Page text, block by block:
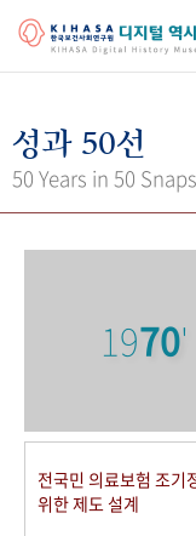
걸어온 길 기관 변천
키워
사진 아카이브 문서
50+1 주년 기념
성과 50선
50 Years in 50
1970'
전국민 의료보험 조기
위한 제도 설계